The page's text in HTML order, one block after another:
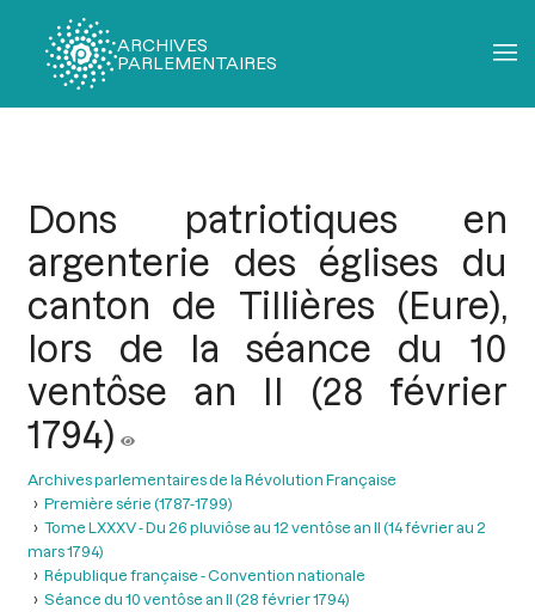
ARCHIVES
PARLEMENTAIRES
Dons patriotiques en
argenterie des églises du
canton de Tillières (Eure),
lors de la séance du 10
ventôse an II (28 février
1794)
Archives parlementaires de la Révolution Française
Première série (1787-1799)
Tome LXXXV - Du 26 pluviôse au 12 ventôse an II (14 février au 2
mars 1794)
République française - Convention nationale
Séance du 10 ventôse an II (28 février 1794)